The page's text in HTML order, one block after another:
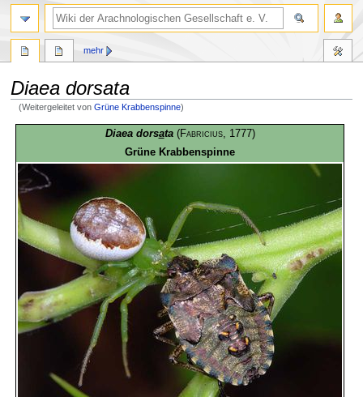
Diaea dorsata
(Weitergeleitet vonGrüne Krabbenspinne)
springen
springen
Diaea dorsata (Fabricius, 1777)
Grüne Krabbenspinne
mehr